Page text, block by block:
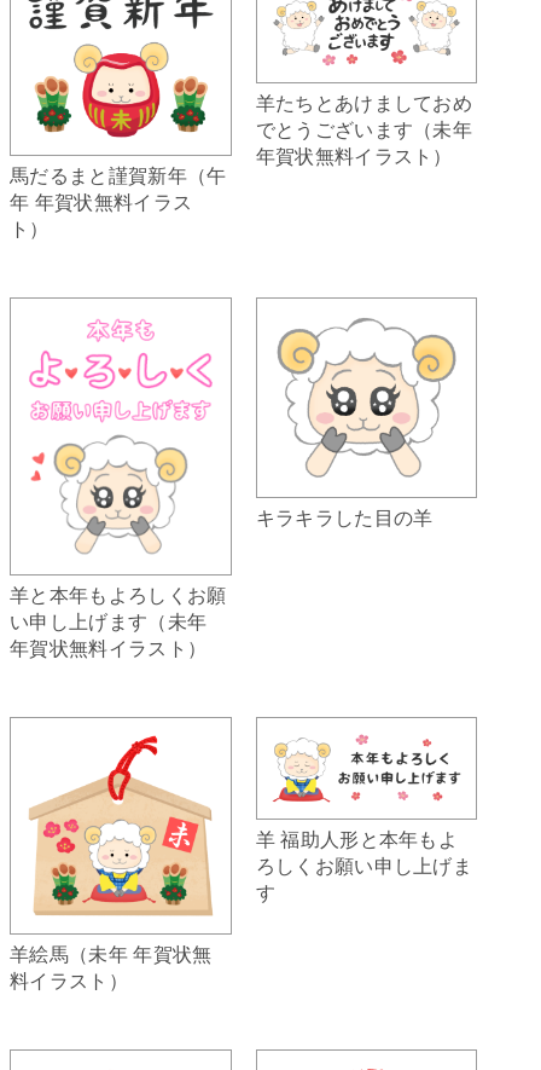
馬だるまと謹賀新年（午
年 年賀状無料イラス
ト）
羊たちとあけましておめ
でとうございます（未年
年賀状無料イラスト）
羊と本年もよろしくお願
い申し上げます（未年
年賀状無料イラスト）
キラキラした目の羊
羊絵馬（未年 年賀状無
料イラスト）
羊 福助人形と本年もよ
ろしくお願い申し上げま
す